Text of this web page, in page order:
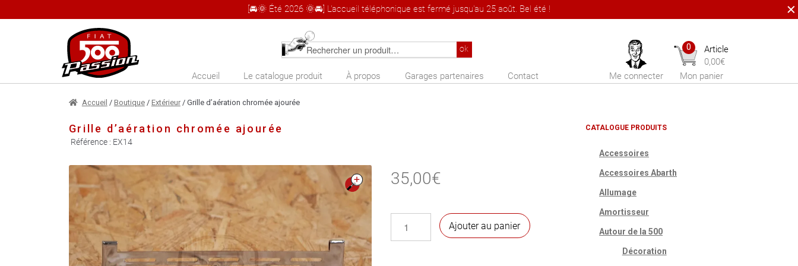
[🚘🌞 Été 2026 🌞🚘] L'accueil téléphonique est fermé jusqu'au 25 août. Bel été !
Aller
à
la
navigation
Aller
au
contenu
Rechercher
produit
ok
Accueil Le catalogue produit À propos Garages partenaires Contact Me connecter
0
Article
0,00€
Mon panier
Accueil / Boutique/ Extérieur/ Grille d’aération chromée ajourée
Grille d’aération chromée ajourée
Référence : EX14
🔍
35,00€
Ajouter au panier
CATALOGUE PRODUITS
Accessoires
Accessoires Abarth
Allumage
Amortisseur
Autour de la 500
Décoration